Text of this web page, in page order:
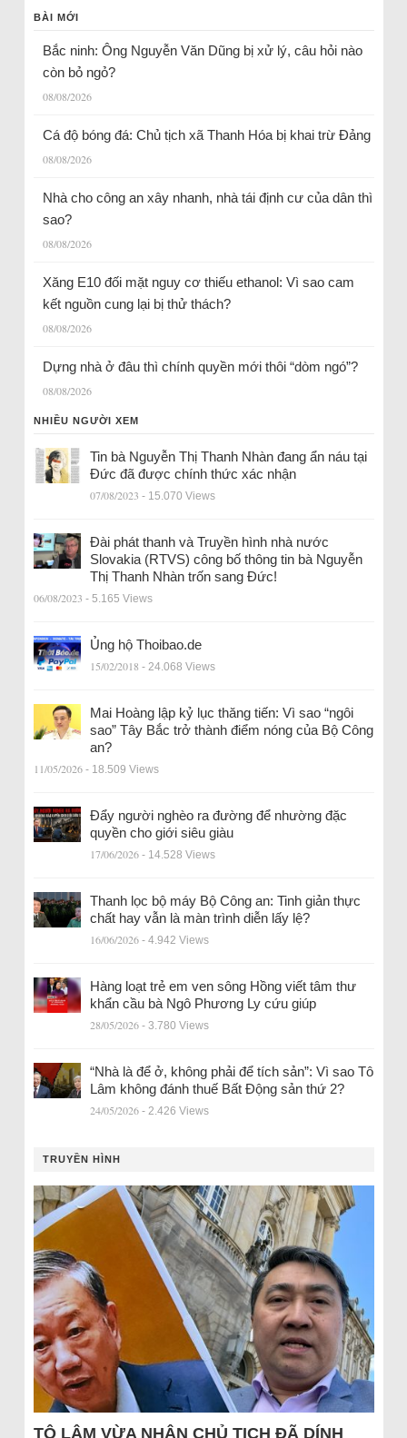
BÀI MỚI
Bắc ninh: Ông Nguyễn Văn Dũng bị xử lý, câu hỏi nào
còn bỏ ngỏ?
08/08/2026
Cá độ bóng đá: Chủ tịch xã Thanh Hóa bị khai trừ Đảng
08/08/2026
Nhà cho công an xây nhanh, nhà tái định cư của dân thì
sao?
08/08/2026
Xăng E10 đối mặt nguy cơ thiếu ethanol: Vì sao cam
kết nguồn cung lại bị thử thách?
08/08/2026
Dựng nhà ở đâu thì chính quyền mới thôi “dòm ngó”?
08/08/2026
NHIỀU NGƯỜI XEM
Tin bà Nguyễn Thị Thanh Nhàn đang ẩn náu tại
Đức đã được chính thức xác nhận
07/08/2023 - 15.070 Views
Đài phát thanh và Truyền hình nhà nước
Slovakia (RTVS) công bố thông tin bà Nguyễn
Thị Thanh Nhàn trốn sang Đức!
06/08/2023 - 5.165 Views
Ủng hộ Thoibao.de
15/02/2018 - 24.068 Views
Mai Hoàng lập kỷ lục thăng tiến: Vì sao “ngôi
sao” Tây Bắc trở thành điểm nóng của Bộ Công
an?
11/05/2026 - 18.509 Views
Đẩy người nghèo ra đường để nhường đặc
quyền cho giới siêu giàu
17/06/2026 - 14.528 Views
Thanh lọc bộ máy Bộ Công an: Tinh giản thực
chất hay vẫn là màn trình diễn lấy lệ?
16/06/2026 - 4.942 Views
Hàng loạt trẻ em ven sông Hồng viết tâm thư
khẩn cầu bà Ngô Phương Ly cứu giúp
28/05/2026 - 3.780 Views
“Nhà là để ở, không phải để tích sản”: Vì sao Tô
Lâm không đánh thuế Bất Động sản thứ 2?
24/05/2026 - 2.426 Views
TRUYỀN HÌNH
TÔ LÂM VỪA NHẬN CHỦ TỊCH ĐÃ DÍNH